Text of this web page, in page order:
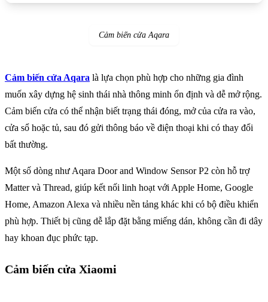
Cảm biến cửa Aqara
Cảm biến cửa Aqara là lựa chọn phù hợp cho những gia đình
muốn xây dựng hệ sinh thái nhà thông minh ổn định và dễ mở rộng.
Cảm biến cửa có thể nhận biết trạng thái đóng, mở của cửa ra vào,
cửa sổ hoặc tủ, sau đó gửi thông báo về điện thoại khi có thay đổi
bất thường.
Một số dòng như Aqara Door and Window Sensor P2 còn hỗ trợ
Matter và Thread, giúp kết nối linh hoạt với Apple Home, Google
Home, Amazon Alexa và nhiều nền tảng khác khi có bộ điều khiển
phù hợp. Thiết bị cũng dễ lắp đặt bằng miếng dán, không cần đi dây
hay khoan đục phức tạp.
Cảm biến cửa Xiaomi